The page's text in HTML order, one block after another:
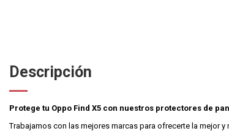
Descripción
Protege tu Oppo Find X5 con nuestros protectores de
Trabajamos con las mejores marcas para ofrecerte la mejor